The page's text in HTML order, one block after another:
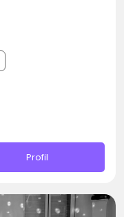
Profil